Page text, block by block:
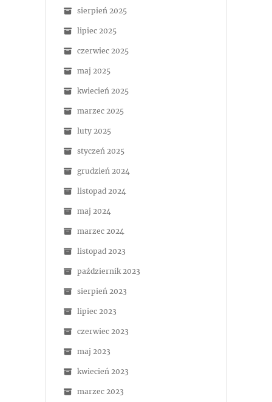
sierpień 2025
lipiec 2025
czerwiec 2025
maj 2025
kwiecień 2025
marzec 2025
luty 2025
styczeń 2025
grudzień 2024
listopad 2024
maj 2024
marzec 2024
listopad 2023
październik 2023
sierpień 2023
lipiec 2023
czerwiec 2023
maj 2023
kwiecień 2023
marzec 2023